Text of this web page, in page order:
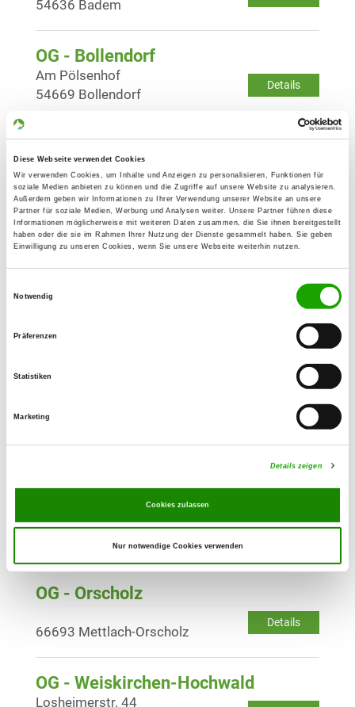
Diese Webseite verwendet Cookies
Wir verwenden Cookies, um Inhalte und Anzeigen zu personalisieren, Funktionen für
soziale Medien anbieten zu können und die Zugriffe auf unsere Website zu analysieren.
Außerdem geben wir Informationen zu Ihrer Verwendung unserer Website an unsere
Partner für soziale Medien, Werbung und Analysen weiter. Unsere Partner führen diese
Informationen möglicherweise mit weiteren Daten zusammen, die Sie ihnen bereitgestellt
haben oder die sie im Rahmen Ihrer Nutzung der Dienste gesammelt haben. Sie geben
Einwilligung zu unseren Cookies, wenn Sie unsere Webseite weiterhin nutzen.
Notwendig
Präferenzen
Statistiken
Marketing
Details zeigen
Cookies zulassen
Nur notwendige Cookies verwenden
54636 Badem
OG - Bollendorf
Details
Am Pölsenhof
54669 Bollendorf
OG - Kell und Umgeb.
Details
Auf Heckert
54427 Kell am See
OG - Piesport e.V.
Auf Zimmert
54498 Piesport
Kalkstraße
OG - Thiergarten
Details
OG - Trier-Porta e.V., Sitz Trier
Details
Kolonnenweg
OG - Orscholz
Details
66693 Mettlach-Orscholz
OG - Weiskirchen-Hochwald
Losheimerstr. 44